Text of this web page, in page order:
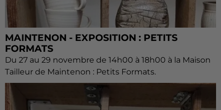
MAINTENON - EXPOSITION : PETITS
FORMATS
Du 27 au 29 novembre de 14h00 à 18h00 à la Maison
Tailleur de Maintenon : Petits Formats.